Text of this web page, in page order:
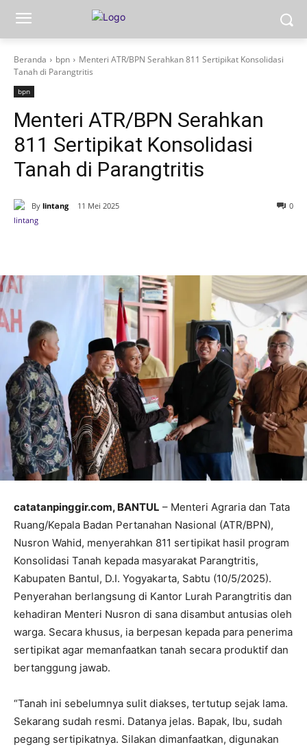
Beranda bpn
Menteri ATR/BPN Serahkan 811 Sertipikat Konsolidasi
Tanah di Parangtritis
bpn
Menteri ATR/BPN Serahkan
811 Sertipikat Konsolidasi
Tanah di Parangtritis
By lintang 11 Mei 2025 0
catatanpinggir.com, BANTUL – Menteri Agraria dan Tata
Ruang/Kepala Badan Pertanahan Nasional (ATR/BPN),
Nusron Wahid, menyerahkan 811 sertipikat hasil program
Konsolidasi Tanah kepada masyarakat Parangtritis,
Kabupaten Bantul, D.I. Yogyakarta, Sabtu (10/5/2025).
Penyerahan berlangsung di Kantor Lurah Parangtritis dan
kehadiran Menteri Nusron di sana disambut antusias oleh
warga. Secara khusus, ia berpesan kepada para penerima
sertipikat agar memanfaatkan tanah secara produktif dan
bertanggung jawab.
“Tanah ini sebelumnya sulit diakses, tertutup sejak lama.
Sekarang sudah resmi. Datanya jelas. Bapak, Ibu, sudah
pegang sertipikatnya. Silakan dimanfaatkan, digunakan